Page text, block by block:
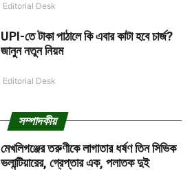
Editorial Desk
UPI-তে টাকা পাঠালে কি এবার কাটা হবে চার্জ?
জানুন নতুন নিয়ম
Editorial Desk
সম্পাদকীয়
মেখলিগঞ্জের তরুণীকে লাগাতার ধর্ষণ তিন সিভিক
ভলান্টিয়ারের, গ্রেপ্তার এক, পলাতক দুই